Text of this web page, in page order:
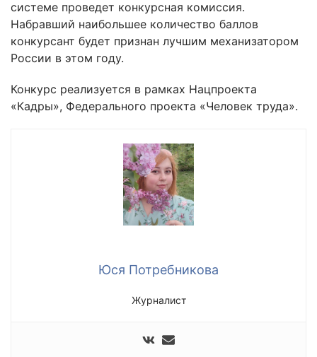
системе проведет конкурсная комиссия.
Набравший наибольшее количество баллов
конкурсант будет признан лучшим механизатором
России в этом году.
Конкурс реализуется в рамках Нацпроекта
«Кадры», Федерального проекта «Человек труда».
Юся Потребникова
Журналист